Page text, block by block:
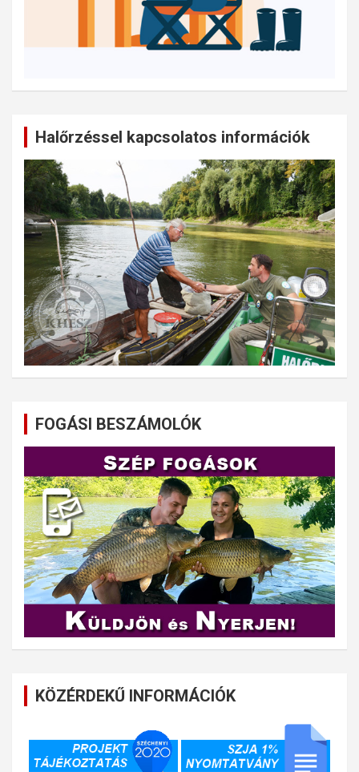
Halőrzéssel kapcsolatos információk
FOGÁSI BESZÁMOLÓK
KÖZÉRDEKŰ INFORMÁCIÓK